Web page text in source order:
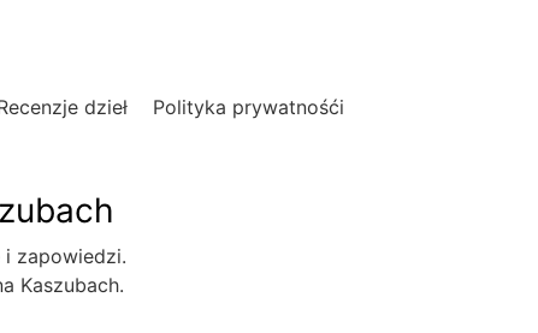
dzieł Polityka prywatnośći
i zapowiedzi.
Kaszubach.